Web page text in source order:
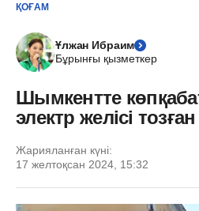
ҚОҒАМ
Ұлжан Ибраим
Бұрынғы қызметкер
Шымкентте
электр желісі тозған
Жарияланған күні:
17 желтоқсан 2024, 15:32